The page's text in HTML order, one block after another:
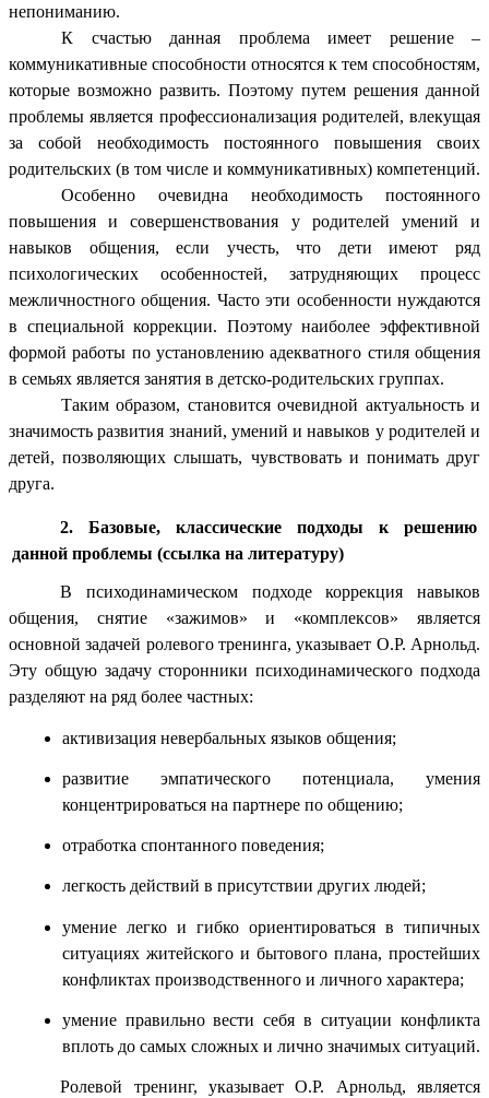
непониманию.
К счастью данная проблема имеет решение –
коммуникативные способности относятся к тем способностям,
которые возможно развить. Поэтому путем решения данной
проблемы является профессионализация родителей, влекущая
за собой необходимость постоянного повышения своих
родительских (в том числе и коммуникативных) компетенций.
Особенно очевидна необходимость постоянного
повышения и совершенствования у родителей умений и
навыков общения, если учесть, что дети имеют ряд
психологических особенностей, затрудняющих процесс
межличностного общения. Часто эти особенности нуждаются
в специальной коррекции. Поэтому наиболее эффективной
формой работы по установлению адекватного стиля общения
в семьях является занятия в детско-родительских группах.
Таким образом, становится очевидной актуальность и
значимость развития знаний, умений и навыков у родителей и
детей, позволяющих слышать, чувствовать и понимать друг
друга.
2. Базовые, классические подходы к решению
данной проблемы (ссылка на литературу)
В психодинамическом подходе коррекция навыков
общения, снятие «зажимов» и «комплексов» является
основной задачей ролевого тренинга,указывает О.Р. Арнольд.
Эту общую задачу сторонники психодинамического подхода
разделяют на ряд более частных:
активизация невербальных языков общения;
развитие эмпатического потенциала, умения
концентрироваться на партнере по общению;
отработка спонтанного поведения;
легкость действий в присутствии других людей;
умение легко и гибко ориентироваться в типичных
ситуациях житейского и бытового плана, простейших
конфликтах производственного и личного характера;
умение правильно вести себя в ситуации конфликта
вплоть до самых сложных и лично значимых ситуаций.
Ролевой тренинг, указывает О.Р. Арнольд, является